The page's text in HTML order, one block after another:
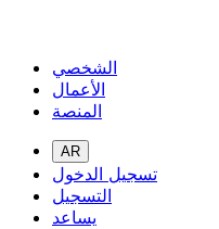
الشخصي
الأعمال
المنصة
AR
تسجيل الدخول
التسجيل
يساعد